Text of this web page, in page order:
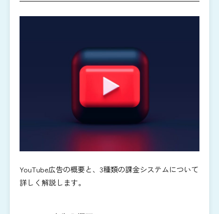
YouTube広告の概要と、3種類の課金システムについて
詳しく解説します。